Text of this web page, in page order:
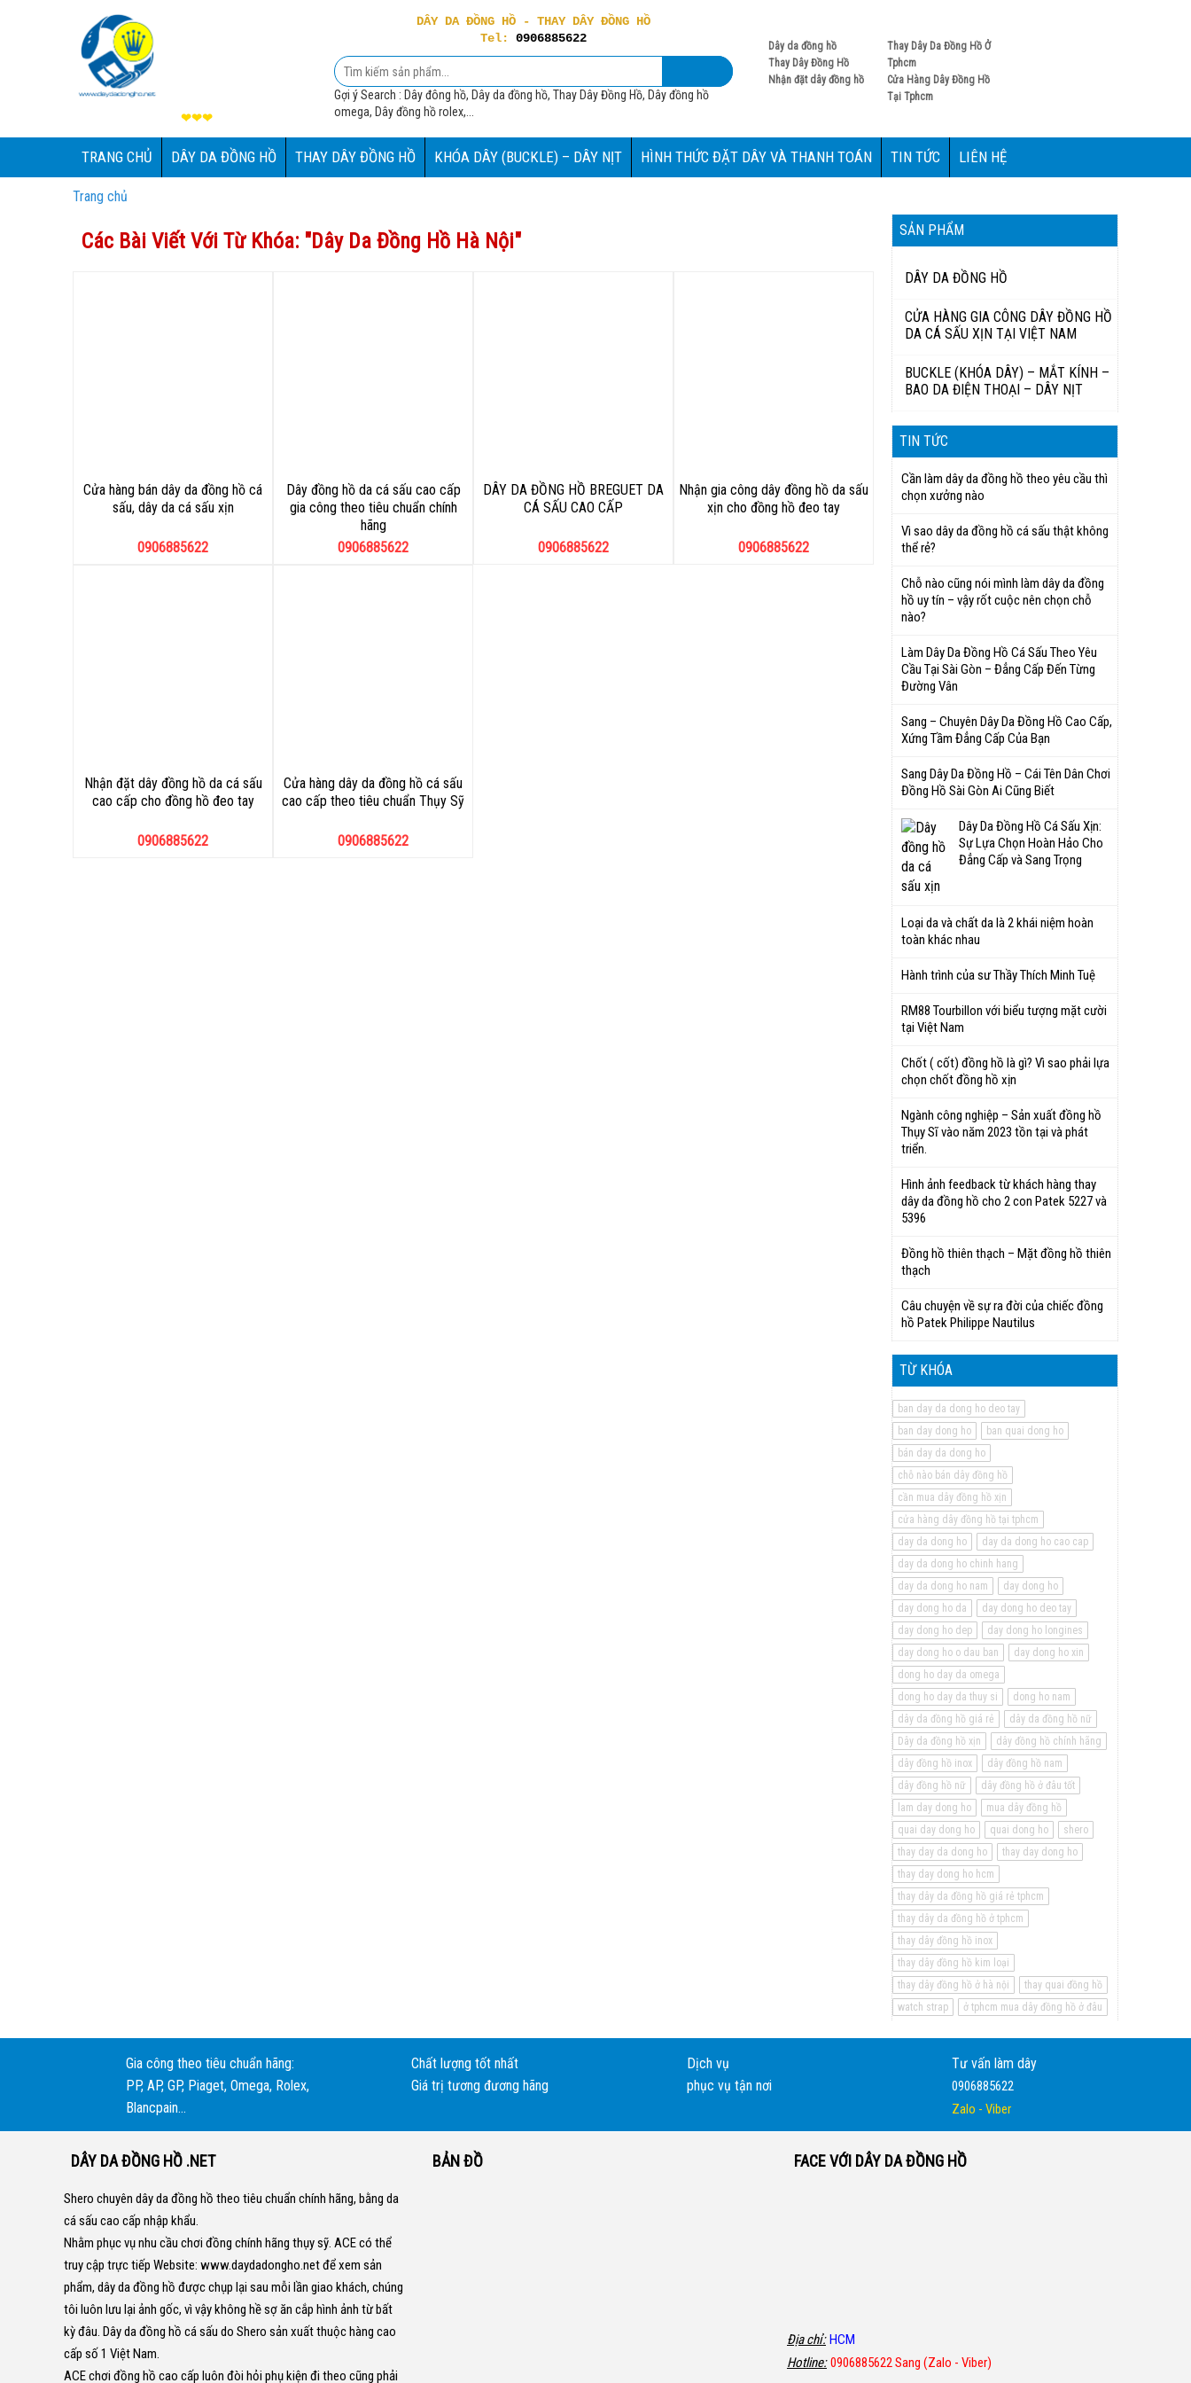
❤❤❤
DÂY DA ĐỒNG HỒ - THAY DÂY ĐỒNG HỒ
Tel: 0906885622
Gợi ý Search : Dây đông hồ, Dây da đồng hồ, Thay Dây Đồng Hồ, Dây đồng hồ
omega, Dây đồng hồ rolex,...
Dây da đồng hồ
Thay Dây Đồng Hồ
Nhận đặt dây đồng hồ
Thay Dây Da Đồng Hồ Ở
Tphcm
Cửa Hàng Dây Đồng Hồ
Tại Tphcm
TRANG CHỦ DÂY DA ĐỒNG HỒ THAY DÂY ĐỒNG HỒ KHÓA DÂY (BUCKLE) – DÂY NỊT HÌNH THỨC ĐẶT DÂY VÀ THANH TOÁN TIN TỨC LIÊN HỆ
Trang chủ
Các Bài Viết Với Từ Khóa: "Dây Da Đồng Hồ Hà Nội"
Cửa hàng bán dây da đồng hồ cá
sấu, dây da cá sấu xịn
0906885622
Dây đồng hồ da cá sấu cao cấp
gia công theo tiêu chuẩn chính
hãng
0906885622
DÂY DA ĐỒNG HỒ BREGUET DA
CÁ SẤU CAO CẤP
0906885622
Nhận gia công dây đồng hồ da sấu
xịn cho đồng hồ đeo tay
0906885622
Nhận đặt dây đồng hồ da cá sấu
cao cấp cho đồng hồ đeo tay
0906885622
Cửa hàng dây da đồng hồ cá sấu
cao cấp theo tiêu chuẩn Thụy Sỹ
0906885622
SẢN PHẨM
DÂY DA ĐỒNG HỒ
CỬA HÀNG GIA CÔNG DÂY ĐỒNG HỒ
DA CÁ SẤU XỊN TẠI VIỆT NAM
BUCKLE (KHÓA DÂY) – MẮT KÍNH –
BAO DA ĐIỆN THOẠI – DÂY NỊT
TIN TỨC
Cần làm dây da đồng hồ theo yêu cầu thì
chọn xưởng nào
Vì sao dây da đồng hồ cá sấu thật không
thể rẻ?
Chỗ nào cũng nói mình làm dây da đồng
hồ uy tín – vậy rốt cuộc nên chọn chỗ
nào?
Làm Dây Da Đồng Hồ Cá Sấu Theo Yêu
Cầu Tại Sài Gòn – Đẳng Cấp Đến Từng
Đường Vân
Sang – Chuyên Dây Da Đồng Hồ Cao Cấp,
Xứng Tầm Đẳng Cấp Của Bạn
Sang Dây Da Đồng Hồ – Cái Tên Dân Chơi
Đồng Hồ Sài Gòn Ai Cũng Biết
Dây Da Đồng Hồ Cá Sấu Xịn:
Sự Lựa Chọn Hoàn Hảo Cho
Đẳng Cấp và Sang Trọng
Loại da và chất da là 2 khái niệm hoàn
toàn khác nhau
Hành trình của sư Thầy Thích Minh Tuệ
RM88 Tourbillon với biểu tượng mặt cười
tại Việt Nam
Chốt ( cốt) đồng hồ là gì? Vì sao phải lựa
chọn chốt đồng hồ xịn
Ngành công nghiệp – Sản xuất đồng hồ
Thụy Sĩ vào năm 2023 tồn tại và phát
triển.
Hình ảnh feedback từ khách hàng thay
dây da đồng hồ cho 2 con Patek 5227 và
5396
Đồng hồ thiên thạch – Mặt đồng hồ thiên
thạch
Câu chuyện về sự ra đời của chiếc đồng
hồ Patek Philippe Nautilus
TỪ KHÓA
ban day da dong ho deo tay
ban day dong ho
ban quai dong ho
bán day da dong ho
chỗ nào bán dây đồng hồ
cần mua dây đồng hồ xịn
cửa hàng dây đồng hồ tại tphcm
day da dong ho
day da dong ho cao cap
day da dong ho chinh hang
day da dong ho nam
day dong ho
day dong ho da
day dong ho deo tay
day dong ho dep
day dong ho longines
day dong ho o dau ban
day dong ho xin
dong ho day da omega
dong ho day da thuy si
dong ho nam
dây da đồng hồ giá rẻ
dây da đồng hồ nữ
Dây da đồng hồ xịn
dây đồng hồ chính hãng
dây đồng hồ inox
dây đồng hồ nam
dây đồng hồ nữ
dây đồng hồ ở đâu tốt
lam day dong ho
mua dây đồng hồ
quai day dong ho
quai dong ho
shero
thay day da dong ho
thay day dong ho
thay day dong ho hcm
thay dây da đồng hồ giá rẻ tphcm
thay dây da đồng hồ ở tphcm
thay dây đồng hồ inox
thay dây đồng hồ kim loại
thay dây đồng hồ ở hà nội
thay quai đồng hồ
watch strap
ở tphcm mua dây đồng hồ ở đâu
Gia công theo tiêu chuẩn hãng:
PP, AP, GP, Piaget, Omega, Rolex,
Blancpain...
Chất lượng tốt nhất
Giá trị tương đương hãng
Dịch vụ
phục vụ tận nơi
Tư vấn làm dây
0906885622
Zalo - Viber
DÂY DA ĐỒNG HỒ .NET
Shero chuyên dây da đồng hồ theo tiêu chuẩn chính hãng, bằng da
cá sấu cao cấp nhập khẩu.
Nhằm phục vụ nhu cầu chơi đồng chính hãng thụy sỹ. ACE có thể
truy cập trực tiếp Website: www.daydadongho.netđể xem sản
phẩm, dây da đồng hồ được chụp lại sau mỗi lần giao khách, chúng
tôi luôn lưu lại ảnh gốc, vì vậy không hề sợ ăn cắp hình ảnh từ bất
kỳ đâu. Dây da đồng hồ cá sấu do Shero sản xuất thuộc hàng cao
cấp số 1 Việt Nam.
ACE chơi đồng hồ cao cấp luôn đòi hỏi phụ kiện đi theo cũng phải
BẢN ĐỒ FACE VỚI DÂY DA ĐỒNG HỒ
Địa chỉ: HCM
Hotline: 0906885622 Sang (Zalo - Viber)